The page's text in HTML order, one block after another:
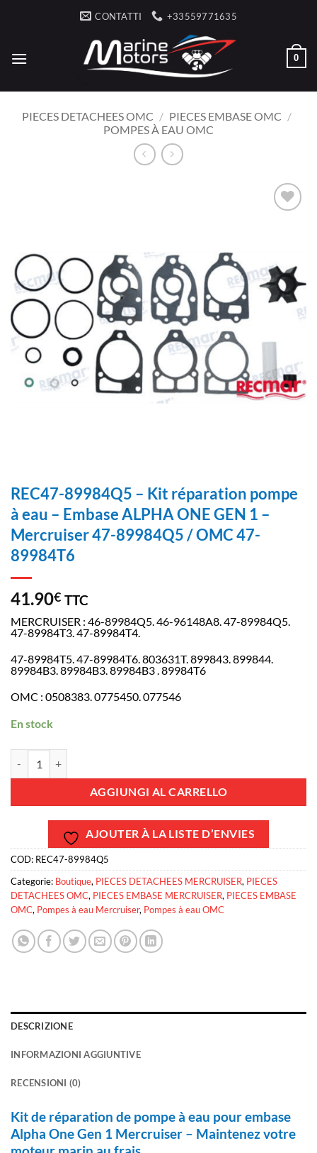
CONTATTI +33559771635
0
PIECES DETACHEES OMC / PIECES EMBASE OMC /
POMPES À EAU OMC
D’ENVIES
REC47-89984Q5 – Kit réparation pompe
à eau – Embase ALPHA ONE GEN 1 –
Mercruiser 47-89984Q5 / OMC 47-
89984T6
41.90€ TTC
MERCRUISER : 46-89984Q5. 46-96148A8. 47-89984Q5.
47-89984T3. 47-89984T4.
47-89984T5. 47-89984T6. 803631T. 899843. 899844.
89984B3. 89984B3. 89984B3 . 89984T6
OMC : 0508383. 0775450. 077546
En stock
AGGIUNGI AL CARRELLO
AJOUTER À LA LISTE D’ENVIES
COD: REC47-89984Q5
Categorie: Boutique, PIECES DETACHEES MERCRUISER, PIECES
DETACHEES OMC, PIECES EMBASE MERCRUISER, PIECES EMBASE
OMC, Pompes à eau Mercruiser, Pompes à eau OMC
DESCRIZIONE
INFORMAZIONI AGGIUNTIVE
RECENSIONI (0)
Kit de réparation de pompe à eau pour embase
Alpha One Gen 1 Mercruiser – Maintenez votre